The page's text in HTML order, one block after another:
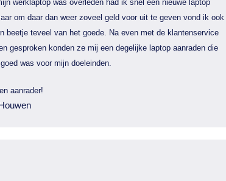
werklaptop was overleden had ik snel een nieuwe laptop
om daar dan weer zoveel geld voor uit te geven vond ik ook
beetje teveel van het goede. Na even met de klantenservice
gesproken konden ze mij een degelijke laptop aanraden die
was voor mijn doeleinden.
aanrader!